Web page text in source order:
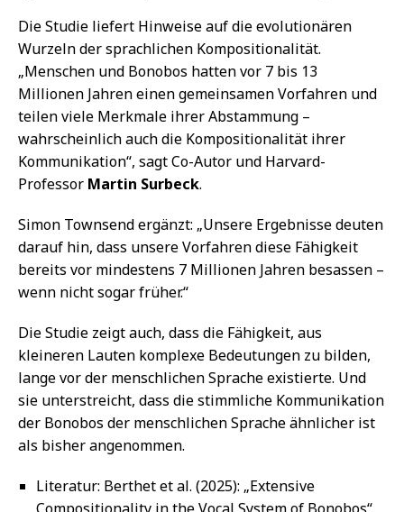
Die Studie liefert Hinweise auf die evolutionären
Wurzeln der sprachlichen Kompositionalität.
„Menschen und Bonobos hatten vor 7 bis 13
Millionen Jahren einen gemeinsamen Vorfahren und
teilen viele Merkmale ihrer Abstammung –
wahrscheinlich auch die Kompositionalität ihrer
Kommunikation“, sagt Co-Autor und Harvard-
Professor Martin Surbeck.
Simon Townsend ergänzt: „Unsere Ergebnisse deuten
darauf hin, dass unsere Vorfahren diese Fähigkeit
bereits vor mindestens 7 Millionen Jahren besassen –
wenn nicht sogar früher.“
Die Studie zeigt auch, dass die Fähigkeit, aus
kleineren Lauten komplexe Bedeutungen zu bilden,
lange vor der menschlichen Sprache existierte. Und
sie unterstreicht, dass die stimmliche Kommunikation
der Bonobos der menschlichen Sprache ähnlicher ist
als bisher angenommen.
Literatur: Berthet et al. (2025): „Extensive